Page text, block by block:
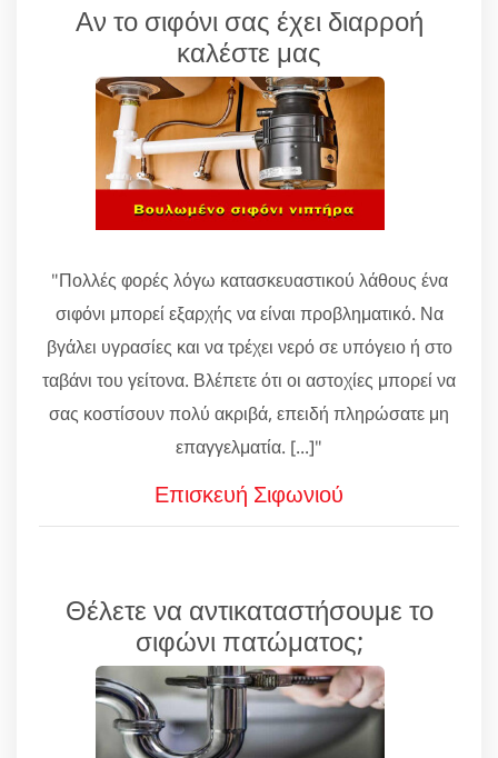
Αν το σιφόνι σας έχει διαρροή
καλέστε μας
"Πολλές φορές λόγω κατασκευαστικού λάθους ένα
σιφόνι μπορεί εξαρχής να είναι προβληματικό. Να
βγάλει υγρασίες και να τρέχει νερό σε υπόγειο ή στο
ταβάνι του γείτονα. Βλέπετε ότι οι αστοχίες μπορεί να
σας κοστίσουν πολύ ακριβά, επειδή πληρώσατε μη
επαγγελματία. [...]"
Επισκευή Σιφωνιού
Θέλετε να αντικαταστήσουμε το
σιφώνι πατώματος;